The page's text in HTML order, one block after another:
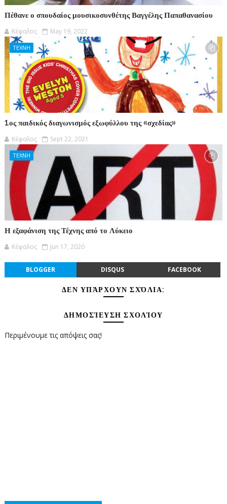
Πέθανε ο σπουδαίος μουσικοσυνθέτης Βαγγέλης Παπαθανασίου
Κέφαλος May 19, 2022
ΤΕΧΝΗ
1ος παιδικός διαγωνισμός εξωφύλλου της «σχεδίας»
Κέφαλος Sept 22, 2021
ΤΕΧΝΗ
Η εξαφάνιση της Τέχνης από το Λύκειο
Κέφαλος Jun 17, 2020
BLOGGER DISQUS FACEBOOK
ΔΕΝ ΥΠΆΡΧΟΥΝ ΣΧΌΛΙΑ:
ΔΗΜΟΣΊΕΥΣΗ ΣΧΟΛΊΟΥ
Περιμένουμε τις απόψεις σας!